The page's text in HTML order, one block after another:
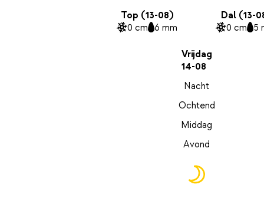
Top (13-08)
0 cm 6 mm
Dal (13-
0 cm 5
Vrijdag
14-08
Nacht
Ochtend
Middag
Avond